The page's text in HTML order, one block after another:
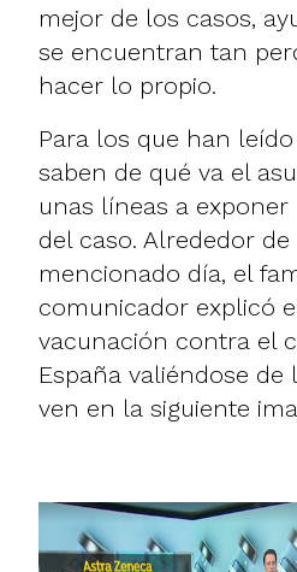
mejor de los casos,
se encuentran tan
hacer lo propio.
Para los que han
saben de qué va el
unas líneas a
del caso. Alrededor de
mencionado día, el
comunicador explicó
vacunación contra el
España valiéndose de
ven en la siguiente